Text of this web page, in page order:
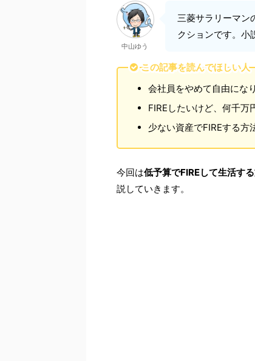
中山ゆう
三菱サラリーマン
クションです。小
この記事を読んでほしい人
会社員をやめて自由にな
FIREしたいけど、何千万
少ない資産でFIREする方
今回は低予算でFIREして生活す
説していきます。